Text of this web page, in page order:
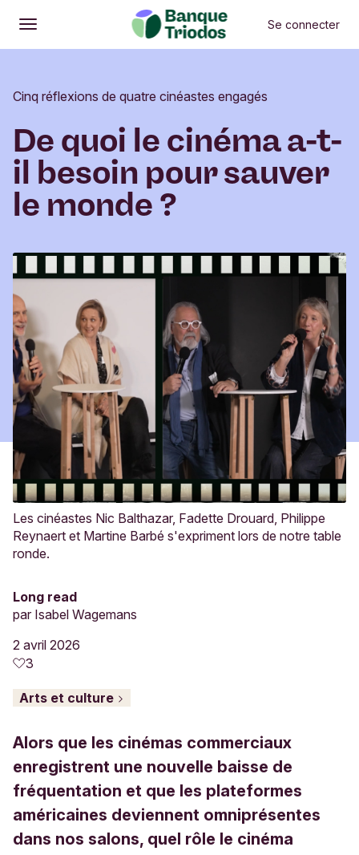
Ouvrir
Menu principal Se connecter
Cinq réflexions de quatre cinéastes engagés
De quoi le cinéma a-t-
il besoin pour sauver
le monde ?
Les cinéastes Nic Balthazar, Fadette Drouard, Philippe
Reynaert et Martine Barbé s'expriment lors de notre table
ronde.
Long read
par Isabel Wagemans
2 avril 2026
3
Arts et culture
Alors que les cinémas commerciaux
enregistrent une nouvelle baisse de
fréquentation et que les plateformes
américaines deviennent omniprésentes
dans nos salons, quel rôle le cinéma